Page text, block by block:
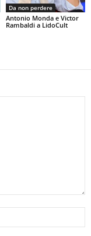
Da non perdere
Antonio Monda e Victor
Rambaldi a LidoCult